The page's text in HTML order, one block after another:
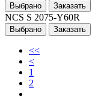
Выбрано Заказать
NCS S 2075-Y60R
Выбрано Заказать
<<
<
1
2